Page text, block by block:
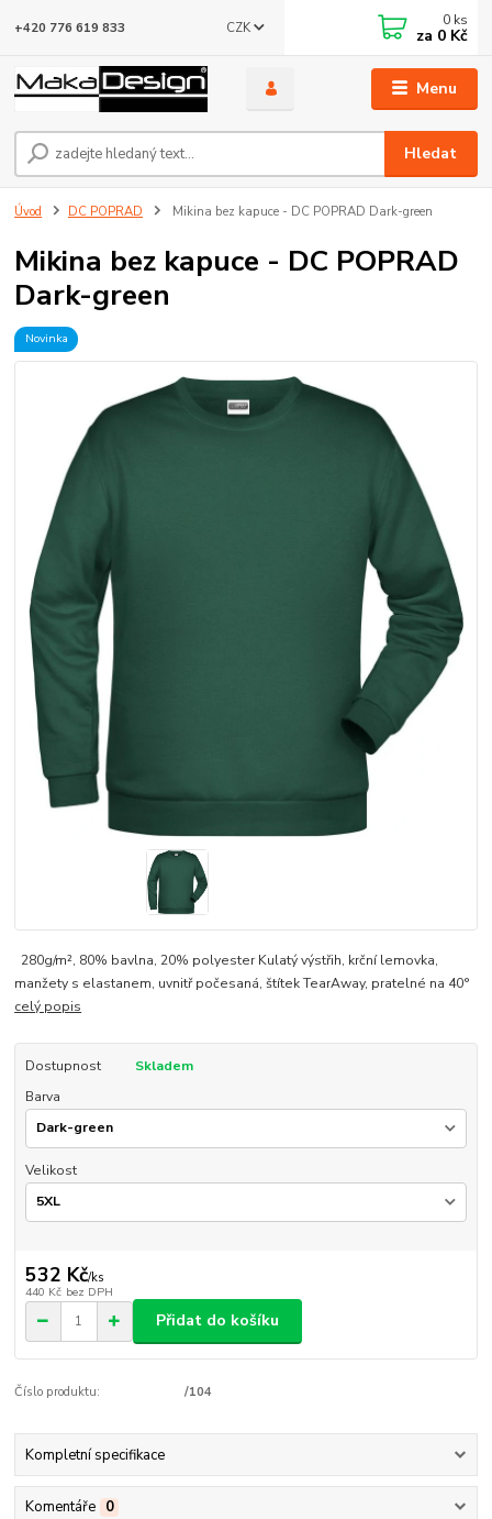
Menu
CZK
Hledat
+420 776 619 833 0 ks
za 0 Kč
Úvod DC POPRAD Mikina bez kapuce - DC POPRAD Dark-green
Mikina bez kapuce - DC POPRAD
Dark-green
Novinka
280g/m², 80% bavlna, 20% polyester Kulatý výstřih, krční lemovka,
manžety s elastanem, uvnitř počesaná, štítek TearAway, pratelné na 40°
celý popis
Dostupnost
Skladem
Barva
Velikost
532 Kč/ks
440 Kč bez DPH
Přidat do košíku
Číslo produktu: /104
Kompletní specifikace
Komentáře 0